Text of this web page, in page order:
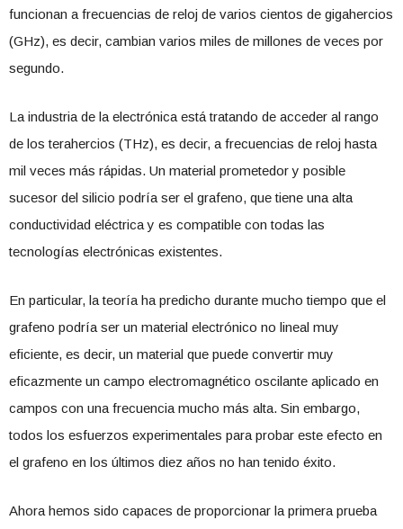
funcionan a frecuencias de reloj de varios cientos de gigahercios
(GHz), es decir, cambian varios miles de millones de veces por
segundo.
La industria de la electrónica está tratando de acceder al rango
de los terahercios (THz), es decir, a frecuencias de reloj hasta
mil veces más rápidas. Un material prometedor y posible
sucesor del silicio podría ser el grafeno, que tiene una alta
conductividad eléctrica y es compatible con todas las
tecnologías electrónicas existentes.
En particular, la teoría ha predicho durante mucho tiempo que el
grafeno podría ser un material electrónico no lineal muy
eficiente, es decir, un material que puede convertir muy
eficazmente un campo electromagnético oscilante aplicado en
campos con una frecuencia mucho más alta. Sin embargo,
todos los esfuerzos experimentales para probar este efecto en
el grafeno en los últimos diez años no han tenido éxito.
Ahora hemos sido capaces de proporcionar la primera prueba